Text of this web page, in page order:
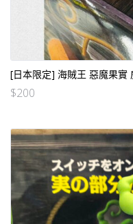
[日本限定] 海賊王 惡魔果實
$200